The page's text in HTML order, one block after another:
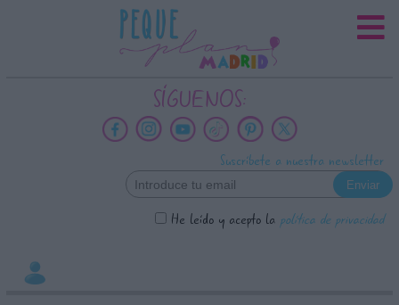
SÍGUENOS:
Suscríbete a nuestra newsletter
He leído y acepto la política de privacidad
INFORMACION SOBRE LA
PROTECCIÓN DE TUS DATOS
Datos tratados:
Información adicional